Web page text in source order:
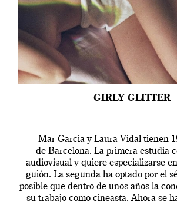
GIRLY GLITTER
Mar Garcia y Laura Vidal tienen
de Barcelona. La primera estudia
audiovisual y quiere especializarse
guión. La segunda ha optado por el
posible que dentro de unos años la
su trabajo como cineasta. Ahora se